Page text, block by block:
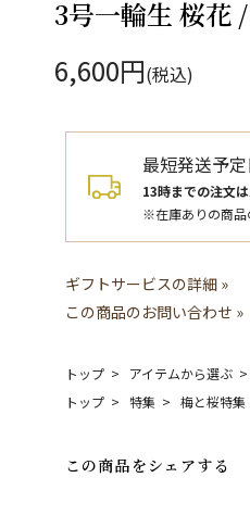
3号一輪生 桜花
6,600円(税込)
最短発送予定
13時までの注文
※在庫ありの商品
ギフトサービスの詳細 »
この商品のお問い合わせ »
トップ アイテムから選ぶ
トップ
特集 梅と桜特集
この商品をシェアする